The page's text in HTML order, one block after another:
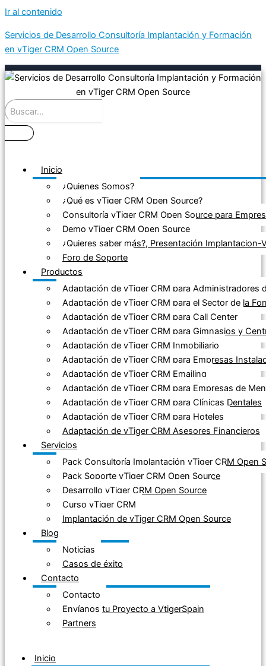
Ir al contenido
Servicios de Desarrollo Consultoría Implantación y Formación
en vTiger CRM Open Source
Inicio
¿Quienes Somos?
¿Qué es vTiger CRM Open Source?
Consultoría vTiger CRM Open Source para
Demo vTiger CRM Open Source
¿Quieres saber más?, Presentación Implantacion-
Foro de Soporte
Productos
Adaptación de vTiger CRM para Administradores
Adaptación de vTiger CRM para el Sector de la
Adaptación de vTiger CRM para Call Center
Adaptación de vTiger CRM para Gimnasios y
Adaptación de vTiger CRM Inmobiliario
Adaptación de vTiger CRM para Empresas
Adaptación de vTiger CRM Emailing
Adaptación de vTiger CRM para Empresas de
Adaptación de vTiger CRM para Clínicas Dentales
Adaptación de vTiger CRM para Hoteles
Adaptación de vTiger CRM Asesores Financieros
Servicios
Pack Consultoría Implantación vTiger CRM Open
Pack Soporte vTiger CRM Open Source
Desarrollo vTiger CRM Open Source
Curso vTiger CRM
Implantación de vTiger CRM Open Source
Blog
Noticias
Casos de éxito
Contacto
Contacto
Envíanos tu Proyecto a VtigerSpain
Partners
Inicio